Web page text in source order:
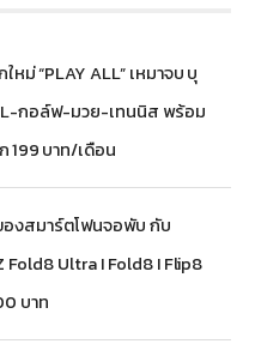
หม่ “PLAY ALL” เหมาจบ บุ
กอล์ฟ-มวย-เทนนิส พร้อม
199 บาท/เดือน
องสมาร์ตโฟนจอพับ กับ
Fold8 Ultra I Fold8 I Flip8
บาท